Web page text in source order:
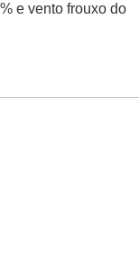
e vento frouxo do